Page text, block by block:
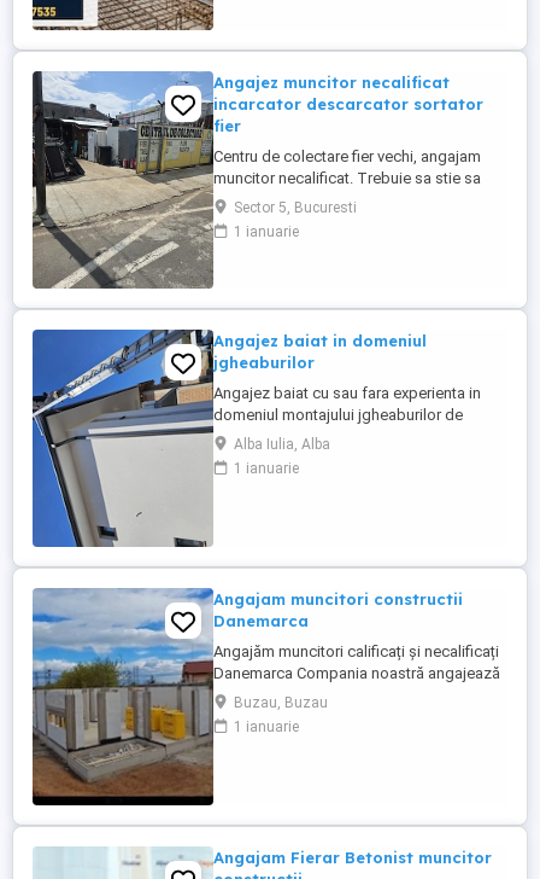
Angajez muncitor necalificat
incarcator descarcator sortator
fier
Centru de colectare fier vechi, angajam
muncitor necalificat. Trebuie sa stie sa
taie cu flexul, sa cunoasca materialele
neferoase Cupru, Alama, Aluminiu, Zamac,
program lucru 09-18.30. Zona Pucheni -
Contact
Sector 5, Bucuresti
1 ianuarie
Angajez baiat in domeniul
jgheaburilor
Angajez baiat cu sau fara experienta in
domeniul montajului jgheaburilor de
aluminiu.Se lucrează la inaltime!!!! Salariul
incepe de la 5000 ron plus bonusuri.
Alba Iulia, Alba
1 ianuarie
Angajam muncitori constructii
Danemarca
Angajăm muncitori calificați și necalificați
Danemarca Compania noastră angajează
muncitori calificați și necalificați pentru
construcții în Danemarca. Oferim: * Salariu
atractiv, plătit la timp. * Cazare * Contract
Buzau, Buzau
1 ianuarie
Angajam Fierar Betonist muncitor